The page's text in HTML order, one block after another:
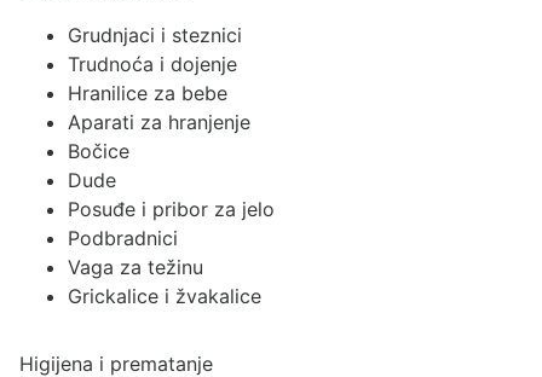
Grudnjaci i steznici
Trudnoća i dojenje
Hranilice za bebe
Aparati za hranjenje
Bočice
Dude
Posuđe i pribor za jelo
Podbradnici
Vaga za težinu
Grickalice i žvakalice
Higijena i prematanje